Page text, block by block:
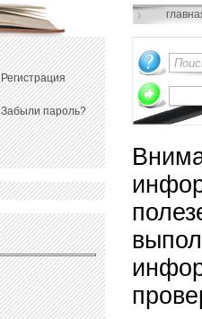
Регистрация
Забыли пароль?